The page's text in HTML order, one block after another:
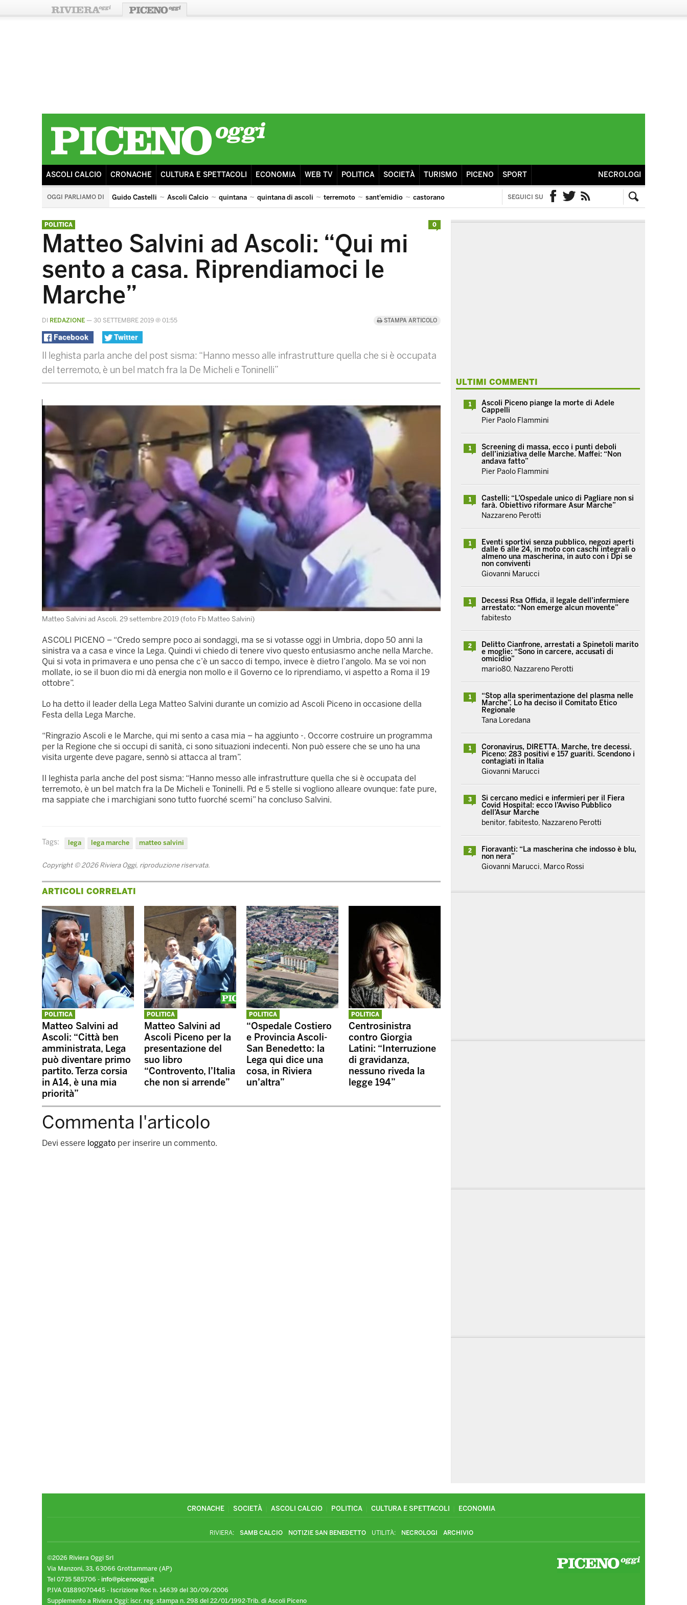
ASCOLI CALCIO CRONACHE CULTURA E SPETTACOLI ECONOMIA WEB TV POLITICA SOCIETÀ TURISMO PICENO SPORT NECROLOGI
OGGI PARLIAMO DI Guido Castelli Ascoli Calcio quintana quintana di ascoli terremoto sant'emidio castorano
quintana di ascoli piceno
SEGUICI SU
POLITICA
Matteo Salvini ad Ascoli: “Qui mi
sento a casa. Riprendiamoci le
Marche”
DI REDAZIONE — 30 SETTEMBRE 2019 @ 01:55 STAMPA ARTICOLO
Facebook Twitter
Il leghista parla anche del post sisma: “Hanno messo alle infrastrutture quella che si è occupata
del terremoto, è un bel match fra la De Micheli e Toninelli”
Matteo Salvini ad Ascoli. 29 settembre 2019 (foto Fb Matteo Salvini)
ASCOLI PICENO – “Credo sempre poco ai sondaggi, ma se si votasse oggi in Umbria, dopo 50 anni la
sinistra va a casa e vince la Lega. Quindi vi chiedo di tenere vivo questo entusiasmo anche nella Marche.
Qui si vota in primavera e uno pensa che c’è un sacco di tempo, invece è dietro l’angolo. Ma se voi non
mollate, io se il buon dio mi dà energia non mollo e il Governo ce lo riprendiamo, vi aspetto a Roma il 19
ottobre”.
Lo ha detto il leader della Lega Matteo Salvini durante un comizio ad Ascoli Piceno in occasione della
Festa della Lega Marche.
“Ringrazio Ascoli e le Marche, qui mi sento a casa mia – ha aggiunto -. Occorre costruire un programma
per la Regione che si occupi di sanità, ci sono situazioni indecenti. Non può essere che se uno ha una
visita urgente deve pagare, sennò si attacca al tram”.
Il leghista parla anche del post sisma: “Hanno messo alle infrastrutture quella che si è occupata del
terremoto, è un bel match fra la De Micheli e Toninelli. Pd e 5 stelle si vogliono alleare ovunque: fate pure,
ma sappiate che i marchigiani sono tutto fuorché scemi” ha concluso Salvini.
Tags: lega lega marche matteo salvini
Copyright © 2026 Riviera Oggi, riproduzione riservata.
0
ARTICOLI CORRELATI
POLITICA
Matteo Salvini ad
Ascoli: “Città ben
amministrata, Lega
può diventare primo
partito. Terza corsia
in A14, è una mia
priorità”
POLITICA
Matteo Salvini ad
Ascoli Piceno per la
presentazione del
suo libro
“Controvento, l’Italia
che non si arrende”
POLITICA
“Ospedale Costiero
e Provincia Ascoli-
San Benedetto: la
Lega qui dice una
cosa, in Riviera
un’altra”
POLITICA
Centrosinistra
contro Giorgia
Latini: “Interruzione
di gravidanza,
nessuno riveda la
legge 194”
Commenta l'articolo
Devi essere loggato per inserire un commento.
ULTIMI COMMENTI
1
Ascoli Piceno piange la morte di Adele
Cappelli
Pier Paolo Flammini
1
Screening di massa, ecco i punti deboli
dell’iniziativa delle Marche. Maffei: “Non
andava fatto”
Pier Paolo Flammini
1
Castelli: “L’Ospedale unico di Pagliare non si
farà. Obiettivo riformare Asur Marche”
Nazzareno Perotti
1
Eventi sportivi senza pubblico, negozi aperti
dalle 6 alle 24, in moto con caschi integrali o
almeno una mascherina, in auto con i Dpi se
non conviventi
Giovanni Marucci
1
Decessi Rsa Offida, il legale dell’infermiere
arrestato: “Non emerge alcun movente”
fabitesto
2
Delitto Cianfrone, arrestati a Spinetoli marito
e moglie: “Sono in carcere, accusati di
omicidio”
mario80, Nazzareno Perotti
1
“Stop alla sperimentazione del plasma nelle
Marche”. Lo ha deciso il Comitato Etico
Regionale
Tana Loredana
1
Coronavirus, DIRETTA. Marche, tre decessi.
Piceno: 283 positivi e 157 guariti. Scendono i
contagiati in Italia
Giovanni Marucci
3
Si cercano medici e infermieri per il Fiera
Covid Hospital: ecco l’Avviso Pubblico
dell’Asur Marche
benitor, fabitesto, Nazzareno Perotti
2
Fioravanti: “La mascherina che indosso è blu,
non nera”
Giovanni Marucci, Marco Rossi
CRONACHE SOCIETÀ ASCOLI CALCIO POLITICA CULTURA E SPETTACOLI ECONOMIA
RIVIERA: SAMB CALCIO NOTIZIE SAN BENEDETTO UTILITÀ: NECROLOGI ARCHIVIO
©2026 Riviera Oggi Srl
Via Manzoni, 33, 63066 Grottammare (AP)
Tel 0735 585706 - info@picenooggi.it
P.IVA 01889070445 - Iscrizione Roc n. 14639 del 30/09/2006
Supplemento a Riviera Oggi: iscr. reg. stampa n. 298 del 22/01/1992-Trib. di Ascoli Piceno